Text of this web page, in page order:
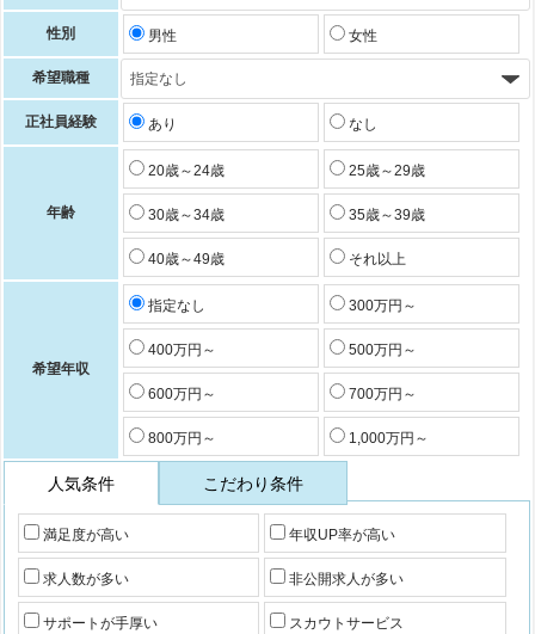
性別 男性 女性
希望職種
正社員経験 あり なし
年齢
20歳～24歳 25歳～29歳
30歳～34歳 35歳～39歳
40歳～49歳 それ以上
希望年収
指定なし 300万円～
400万円～ 500万円～
600万円～ 700万円～
800万円～ 1,000万円～
人気条件 こだわり条件
満足度が高い 年収UP率が高い
求人数が多い 非公開求人が多い
サポートが手厚い スカウトサービス